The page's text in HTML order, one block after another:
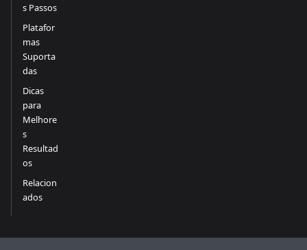
s Passos
Platafor
mas
Suporta
das
Dicas
para
Melhore
s
Resultad
os
Relacion
ados